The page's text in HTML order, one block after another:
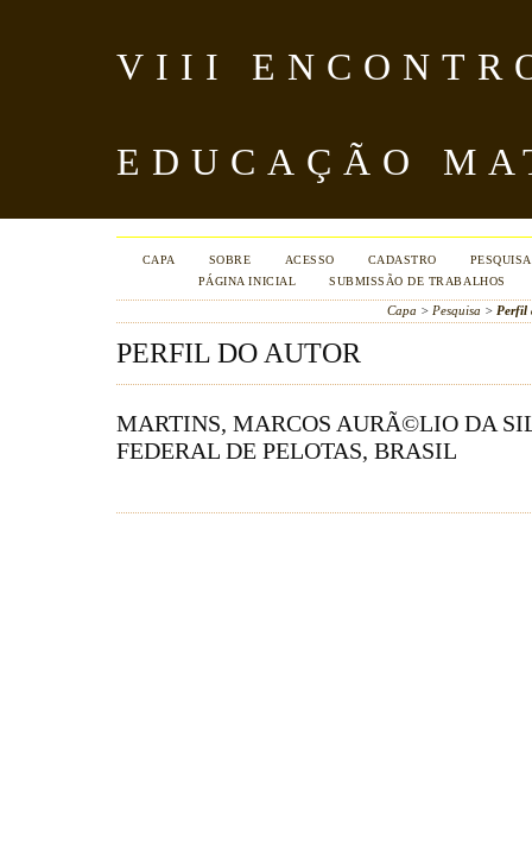
VIII
EDUCAÇÃO
CAPA SOBRE ACESSO CADASTRO
PESQUISA
PÁGINA INICIAL
SUBMISSÃO DE TRABALHOS
Capa > Pesquisa > Perfil
PERFIL DO AUTOR
MARTINS, MARCOS AURÃ©LIO DA
FEDERAL DE PELOTAS, BRASIL